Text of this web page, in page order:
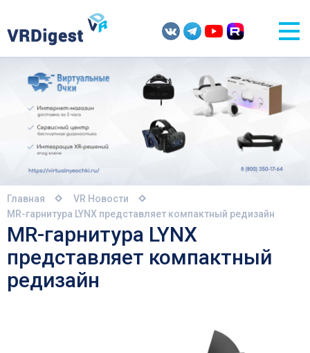
Главная
VR Новости
MR-гарнитура LYNX представляет компактный редизайн
MR-гарнитура LYNX
представляет компактный
редизайн